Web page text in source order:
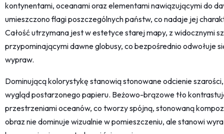
kontynentami, oceanami oraz elementami nawiązującymi do
umieszczono flagi poszczególnych państw, co nadaje jej
Całość utrzymana jest w estetyce starej mapy, z widocznymi
przypominającymi dawne globusy, co bezpośrednio odwołuje
wypraw.
Dominującą kolorystykę stanowią stonowane odcienie
wygląd postarzonego papieru. Beżowo-brązowe tło
przestrzeniami oceanów, co tworzy spójną, stonowaną
obraz nie dominuje wizualnie w pomieszczeniu, ale stanowi